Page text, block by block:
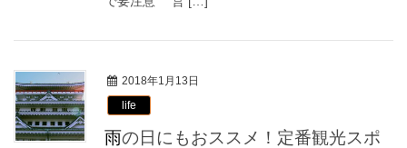
2018年1月13日
life
雨の日にもおススメ！定番観光スポ